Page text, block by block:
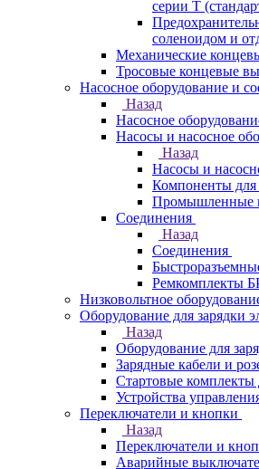
серии T
соленоидом и
Механические
Тросовые концевые
Насосное оборудование и
Назад
Насосное
Насосы и насосное
Назад
Насосы и
Компоненты для
Промышленные
Соединения
Назад
Соединения
Ремкомплекты
Низковольтное
Оборудование для зарядки
Назад
Оборудование для
Зарядные кабели и
Стартовые комплекты
Устройства
Переключатели и кнопки
Назад
Переключатели и
Аварийные